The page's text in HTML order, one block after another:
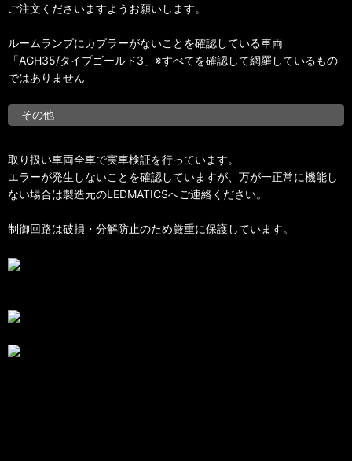
ご注文くださいますようお願いします。
ルームランプにカプラーがないことを確認している車両
「AGH35/タイプゴールド3」※すべてを確認して網羅しているもの
ではありません
その他
取り扱い車両全車で実車検証を行っています。
エラーが発生しないことを確認していますが、万が一正常に機能し
ない場合は製造元のLEDMATICSへご連絡ください。
制御回路は破損・分解防止のため厳重に保護しています。